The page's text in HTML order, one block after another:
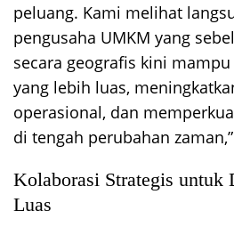
peluang. Kami melihat
pengusaha UMKM yang
secara geografis kini
yang lebih luas,
operasional, dan
di tengah perubahan
Kolaborasi Strategis untuk
Luas